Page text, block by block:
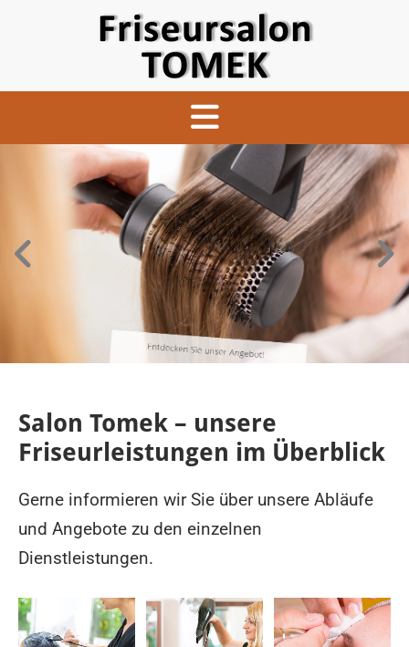
Salon Tomek – unsere
Friseurleistungen im Überblick
Gerne informieren wir Sie über unsere Abläufe
und Angebote zu den einzelnen
Dienstleistungen.